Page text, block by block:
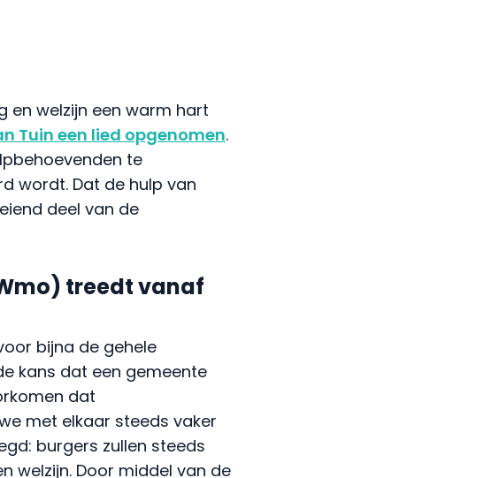
en welzijn een warm hart
Tuin een lied opgenomen.
te
wordt. Dat de hulp van
deel van de
treedt vanaf
bijna de gehele
kans dat een gemeente
dat
met elkaar steeds vaker
burgers zullen steeds
welzijn. Door middel van de